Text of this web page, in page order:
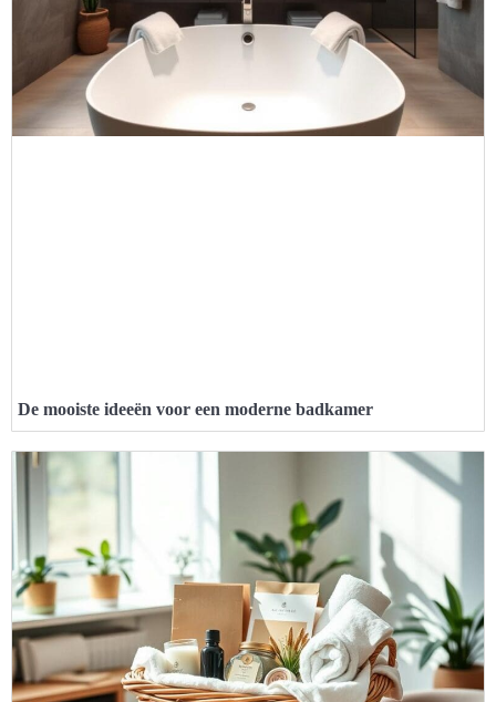
De mooiste ideeën voor een moderne badkamer